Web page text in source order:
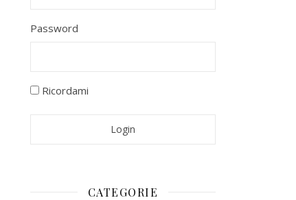
Password
Ricordami
CATEGORIE